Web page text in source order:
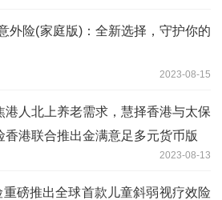
外险(家庭版)：全新选择，守护你的
2023-08-15
港人北上养老需求，慧择香港与太保
香港联合推出金满意足多元货币版
2023-08-13
磅推出全球首款儿童斜弱视疗效险